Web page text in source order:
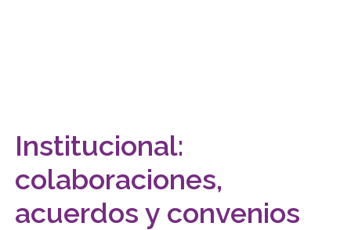
Institucional:
colaboraciones,
acuerdos y convenios